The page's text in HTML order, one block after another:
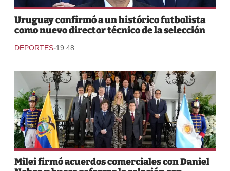
Uruguay confirmó a un histórico futbolista
como nuevo director técnico de la selección
DEPORTES-19:48
Milei firmó acuerdos comerciales con Daniel